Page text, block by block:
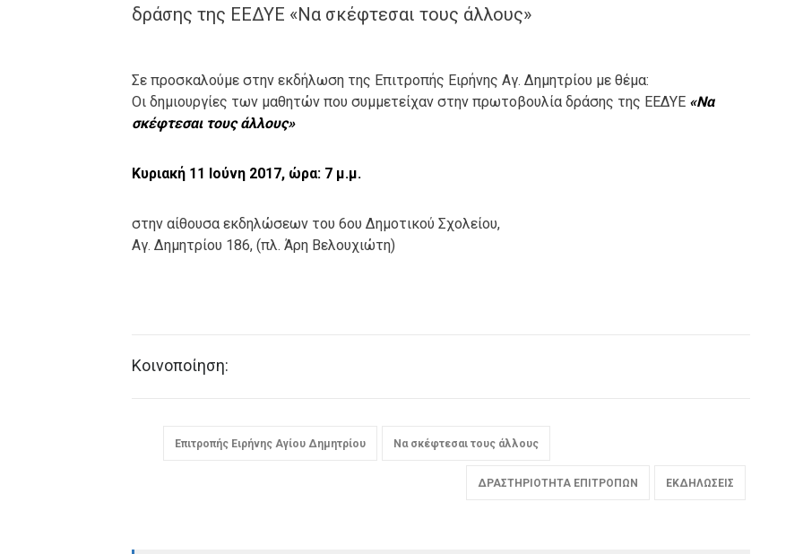
δράσης της ΕΕΔΥΕ «Να σκέφτεσαι τους άλλους»
Σε προσκαλούμε στην εκδήλωση της Επιτροπής Ειρήνης Αγ. Δημητρίου με θέμα:
Οι δημιουργίες των μαθητών που συμμετείχαν στην πρωτοβουλία δράσης της ΕΕΔΥΕ «Να
σκέφτεσαι τους άλλους»
Κυριακή 11 Ιούνη 2017, ώρα: 7 μ.μ.
στην αίθουσα εκδηλώσεων του 6ου Δημοτικού Σχολείου,
Αγ. Δημητρίου 186, (πλ. Άρη Βελουχιώτη)
Κοινοποίηση:
Επιτροπής Ειρήνης Αγίου Δημητρίου Να σκέφτεσαι τους άλλους
ΔΡΑΣΤΗΡΙΟΤΗΤΑ ΕΠΙΤΡΟΠΩΝ ΕΚΔΗΛΩΣΕΙΣ